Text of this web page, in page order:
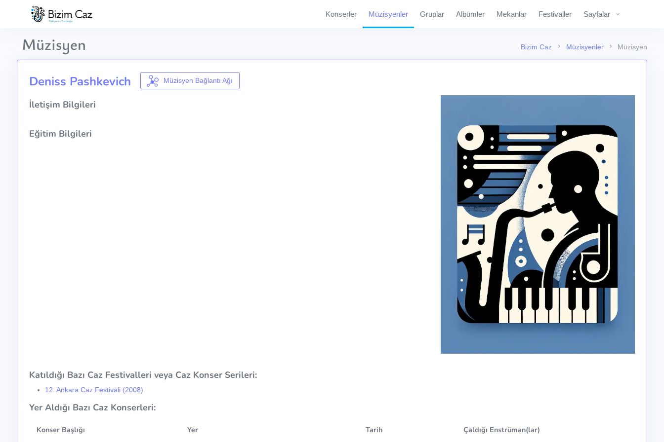
Konserler Müzisyenler Gruplar Albümler Mekanlar Festivaller Sayfalar
Bizim Caz Müzisyenler Müzisyen
Müzisyen
Deniss Pashkevich Müzisyen Bağlantı Ağı
İletişim Bilgileri
Eğitim Bilgileri
Katıldığı Bazı Caz Festivalleri veya Caz Konser Serileri:
12. Ankara Caz Festivali (2008)
Yer Aldığı Bazı Caz Konserleri:
Konser Başlığı Yer Tarih Çaldığı Enstrüman(lar)